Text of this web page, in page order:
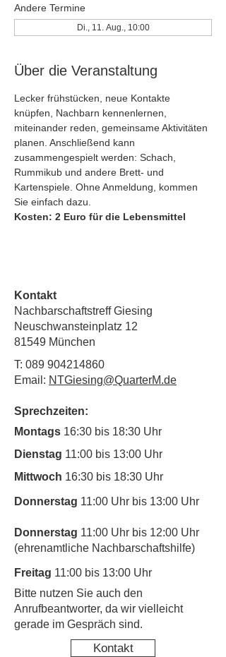
Andere Termine
Di., 11. Aug., 10:00
Über die Veranstaltung
Lecker frühstücken, neue Kontakte
knüpfen, Nachbarn kennenlernen,
miteinander reden, gemeinsame Aktivitäten
planen. Anschließend kann
zusammengespielt werden: Schach,
Rummikub und andere Brett- und
Kartenspiele. Ohne Anmeldung, kommen
Sie einfach dazu.
Kosten: 2 Euro für die Lebensmittel
Kontakt
Nachbarschaftstreff Giesing
Neuschwansteinplatz 12
81549 München
T: 089 904214860
Email: NTGiesing@QuarterM.de
Sprechzeiten:
Montags 16:30 bis 18:30 Uhr
Dienstag 11:00 bis 13:00 Uhr
Mittwoch 16:30 bis 18:30 Uhr
Donnerstag 11:00 Uhr bis 13:00 Uhr
Donnerstag 11:00 Uhr bis 12:00 Uhr
(ehrenamtliche Nachbarschaftshilfe)
Freitag 11:00 bis 13:00 Uhr
​Bitte nutzen Sie auch den
Anrufbeantworter, da wir vielleicht
gerade im Gespräch sind.
Kontakt